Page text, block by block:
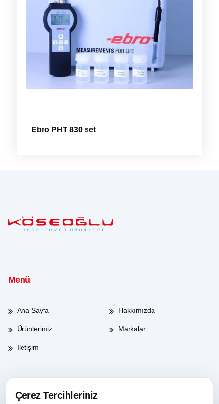
Ebro PHT 830 set
Menü
Ana Sayfa Hakkımızda
Ürünlerimiz Markalar
İletişim
Çalışma Saatleri
Çerez Tercihleriniz